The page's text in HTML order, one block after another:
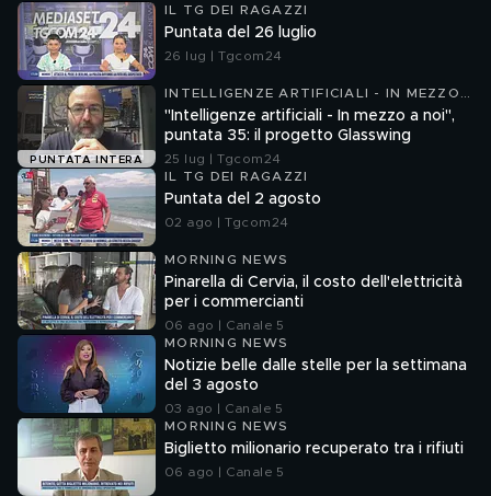
IL TG DEI RAGAZZI
Puntata del 26 luglio
26 lug | Tgcom24
PUNTATA INTERA
INTELLIGENZE ARTIFICIALI - IN MEZZO
A NOI
"Intelligenze artificiali - In mezzo a noi",
puntata 35: il progetto Glasswing
25 lug | Tgcom24
IL TG DEI RAGAZZI
Puntata del 2 agosto
02 ago | Tgcom24
MORNING NEWS
Pinarella di Cervia, il costo dell'elettricità
per i commercianti
06 ago | Canale 5
MORNING NEWS
Notizie belle dalle stelle per la settimana
del 3 agosto
03 ago | Canale 5
MORNING NEWS
Biglietto milionario recuperato tra i rifiuti
06 ago | Canale 5